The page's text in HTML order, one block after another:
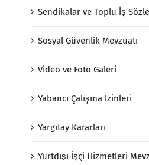
Sendikalar ve Toplu İş
Sosyal Güvenlik Mevzuatı
Video ve Foto Galeri
Yabancı Çalışma İzinleri
Yargıtay Kararları
Yurtdışı İşçi Hizmetleri